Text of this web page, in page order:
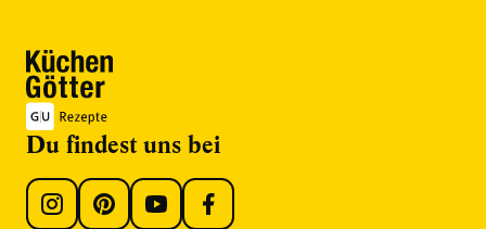
Du findest uns bei